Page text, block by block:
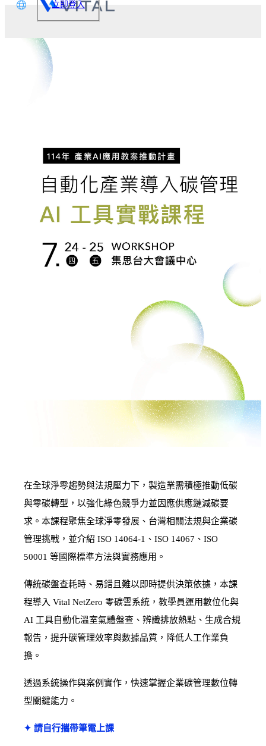
立即登入
在全球淨零趨勢與法規壓力下，製造業需積極推動低碳
與零碳轉型，以強化綠色競爭力並因應供應鏈減碳要
求。本課程聚焦全球淨零發展、台灣相關法規與企業碳
管理挑戰，並介紹 ISO 14064-1、ISO 14067、ISO
50001 等國際標準方法與實務應用。
傳統碳盤查耗時、易錯且難以即時提供決策依據，本課
程導入 Vital NetZero 零碳雲系統，教學員運用數位化與
AI 工具自動化溫室氣體盤查、辨識排放熱點、生成合規
報告，提升碳管理效率與數據品質，降低人工作業負
擔。
透過系統操作與案例實作，快速掌握企業碳管理數位轉
型關鍵能力。
✦ 請自行攜帶筆電上課